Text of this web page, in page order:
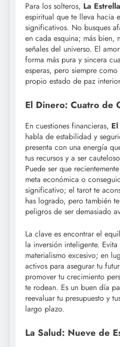
Para los solteros, La Estrella
espiritual que te lleva hacia
significativos. No busques
en cada esquina; más bien,
señales del universo. El
forma más pura y sincera
esperas, pero siempre
propio estado de paz
El Dinero: Cuatro de
En cuestiones financieras,
habla de estabilidad y
presenta con una energía
tus recursos y a ser
Puede ser que
meta económica o
significativo; el tarot te
has logrado, pero también
peligros de ser demasiado
La clave es encontrar el
la inversión inteligente.
materialismo excesivo; en
activos para asegurar tu
promover tu crecimiento
te rodean. Es un buen día
reevaluar tu presupuesto y
largo plazo.
La Salud: Nueve de